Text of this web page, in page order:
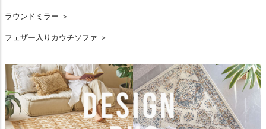
ラウンドミラー ＞
フェザー入りカウチソファ ＞